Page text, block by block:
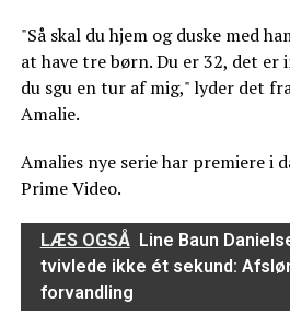
"Så skal du hjem og duske med
at have tre børn. Du er 32, det er
du sgu en tur af mig," lyder det
Amalie.
Amalies nye serie har premiere i
Prime Video.
LÆS OGSÅ Line Baun
tvivlede ikke ét sekund:
forvandling